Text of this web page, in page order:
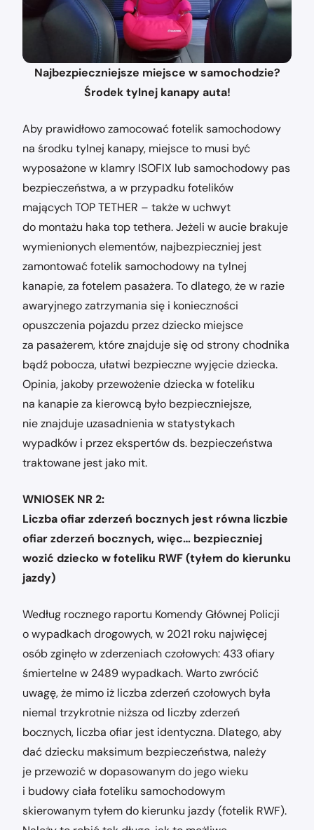
Najbezpieczniejsze miejsce w samochodzie?
Środek tylnej kanapy auta!
Aby prawidłowo zamocować fotelik samochodowy
na środku tylnej kanapy, miejsce to musi być
wyposażone w klamry ISOFIX lub samochodowy pas
bezpieczeństwa, a w przypadku fotelików
mających TOP TETHER – także w uchwyt
do montażu haka top tethera. Jeżeli w aucie brakuje
wymienionych elementów, najbezpieczniej jest
zamontować fotelik samochodowy na tylnej
kanapie, za fotelem pasażera. To dlatego, że w razie
awaryjnego zatrzymania się i konieczności
opuszczenia pojazdu przez dziecko miejsce
za pasażerem, które znajduje się od strony chodnika
bądź pobocza, ułatwi bezpieczne wyjęcie dziecka.
Opinia, jakoby przewożenie dziecka w foteliku
na kanapie za kierowcą było bezpieczniejsze,
nie znajduje uzasadnienia w statystykach
wypadków i przez ekspertów ds. bezpieczeństwa
traktowane jest jako mit.
WNIOSEK NR 2:
Liczba ofiar zderzeń bocznych jest równa liczbie
ofiar zderzeń bocznych, więc… bezpieczniej
wozić dziecko w foteliku RWF (tyłem do kierunku
jazdy)
Według rocznego raportu Komendy Głównej Policji
o wypadkach drogowych, w 2021 roku najwięcej
osób zginęło w zderzeniach czołowych: 433 ofiary
śmiertelne w 2489 wypadkach. Warto zwrócić
uwagę, że mimo iż liczba zderzeń czołowych była
niemal trzykrotnie niższa od liczby zderzeń
bocznych, liczba ofiar jest identyczna. Dlatego, aby
dać dziecku maksimum bezpieczeństwa, należy
je przewozić w dopasowanym do jego wieku
i budowy ciała foteliku samochodowym
skierowanym tyłem do kierunku jazdy (fotelik RWF).